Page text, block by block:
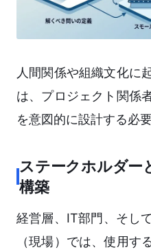
人間関係や組織文化に
は、プロジェクト関係
を意図的に設計する必
ステークホルダー
構築
経営層、IT部門、そし
（現場）では、使用す